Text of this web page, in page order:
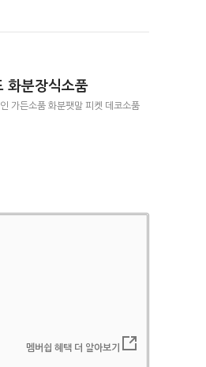
화분장식소품
가든소품 화분팻말 피켓 데코소품
멤버쉽 혜택 더 알아보기